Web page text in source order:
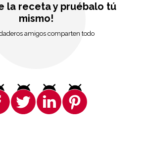
la receta y pruébalo tú
mismo!
amigos comparten todo